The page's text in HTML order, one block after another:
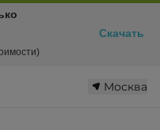
Москва
Скачать